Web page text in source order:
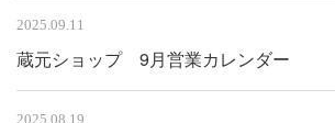
2025.09.11
蔵元ショップ 9月営業カレンダー
2025.08.19